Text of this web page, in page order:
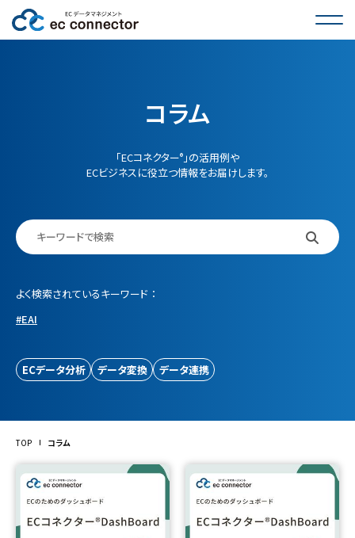
コラム
お問い合わせ
コラム
「ECコネクター® 」の活用例や
ECビジネスに役立つ情報をお届けします。
よく検索されているキーワード
EAI
ECデータ分析 データ変換 データ連携
TOP コラム